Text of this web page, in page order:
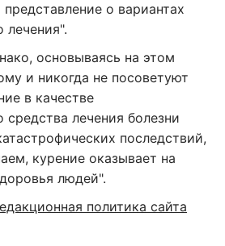
о вариантах
лечения".
основываясь на этом
и никогда не посоветуют
в качестве
средства лечения болезни
последствий,
курение оказывает на
людей".
политика сайта